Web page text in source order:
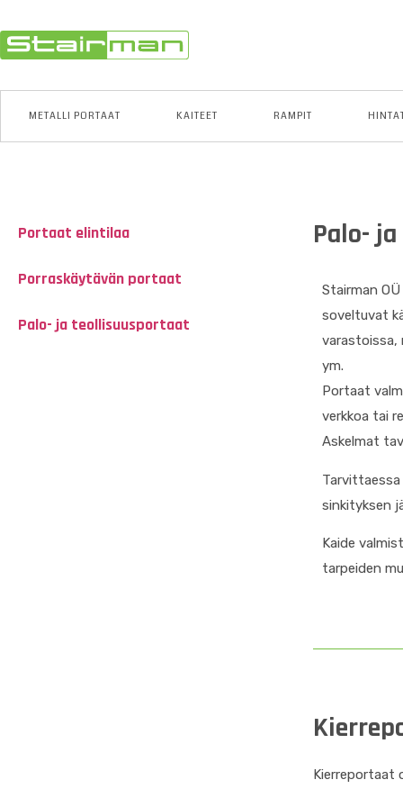
METALLI PORTAAT KAITEET RAMPIT
Portaat elintilaa
Porraskäytävän portaat
Palo- ja teollisuusportaat
Palo-
Stairman
soveltuvat
varastoissa,
ym.
Portaat
verkkoa tai
Askelmat
sinkityksen
Kaide
tarpeiden
Kierreportaat